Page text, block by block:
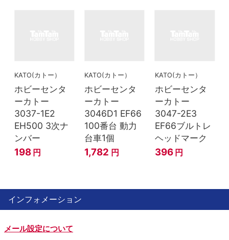
KATO(カトー）
ホビーセンタ
ーカトー
3037-1E2
EH500 3次ナ
ンバー
198 円
KATO(カトー）
ホビーセンタ
ーカトー
3046D1 EF66
100番台 動力
台車1個
1,782 円
KATO(カトー）
ホビーセンタ
ーカトー
3047-2E3
EF66ブルトレ
ヘッドマーク
396 円
インフォメーション
メール設定について